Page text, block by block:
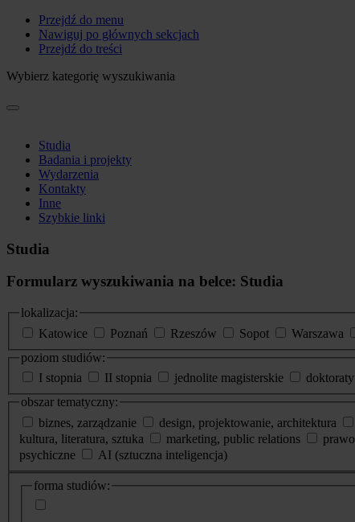
Przejdź do menu
Nawiguj po głównych sekcjach
Przejdź do treści
Wybierz kategorię wyszukiwania
Studia
Badania i projekty
Wydarzenia
Kontakty
Inne
Szybkie linki
Studia
Formularz wyszukiwania na belce: Studia
lokalizacja:
Katowice
Poznań Rzeszów Sopot Warszawa
poziom studiów:
I stopnia
II stopnia jednolite magisterskie doktoraty
obszar tematyczny:
biznes, zarządzanie
design, projektowanie, architektura
kultura, literatura, sztuka
marketing, public relations prawo
psychiczne
AI (sztuczna inteligencja)
dodatkowe
informacje
forma studiów: